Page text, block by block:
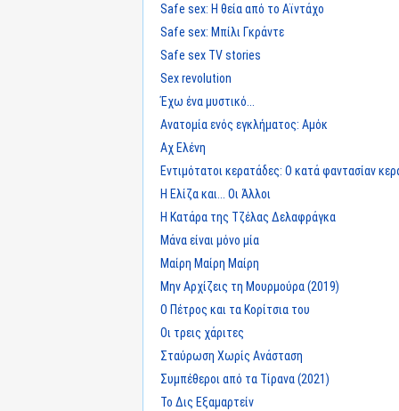
Safe sex: Η θεία από το Αϊντάχο
Safe sex: Μπίλι Γκράντε
Safe sex TV stories
Sex revolution
Έχω ένα μυστικό...
Ανατομία ενός εγκλήματος: Αμόκ
Αχ Ελένη
Εντιμότατοι κερατάδες: Ο κατά φαντασίαν
Η Ελίζα και... Οι Άλλοι
Η Κατάρα της Τζέλας Δελαφράγκα
Μάνα είναι μόνο μία
Μαίρη Μαίρη Μαίρη
Μην Αρχίζεις τη Μουρμούρα (2019)
Ο Πέτρος και τα Κορίτσια του
Οι τρεις χάριτες
Σταύρωση Χωρίς Ανάσταση
Συμπέθεροι από τα Τίρανα (2021)
Το Δις Εξαμαρτείν